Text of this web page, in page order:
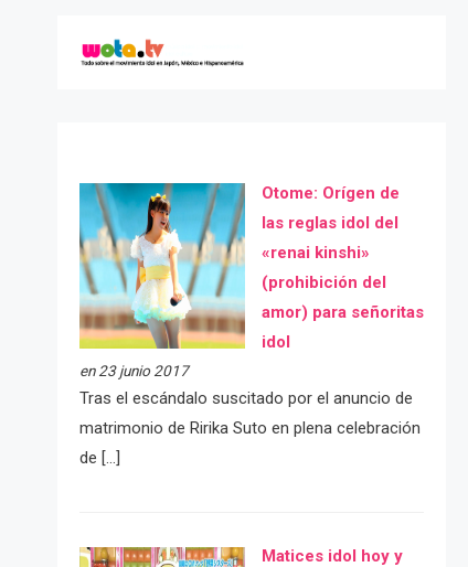
Otome: Orígen de
las reglas idol del
«renai kinshi»
(prohibición del
amor) para señoritas
idol
en 23 junio 2017
Tras el escándalo suscitado por el anuncio de
matrimonio de Ririka Suto en plena celebración
de […]
Matices idol hoy y